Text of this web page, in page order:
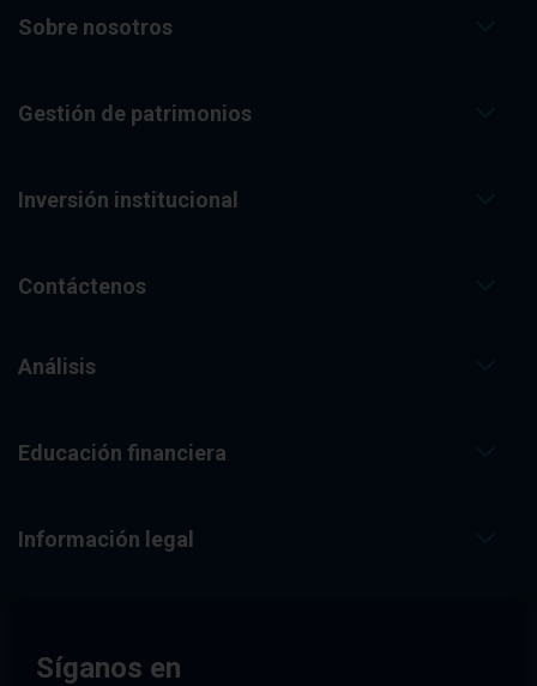
Sobre nosotros
Gestión de patrimonios
Inversión institucional
Contáctenos
Análisis
Educación financiera
Información legal
Síganos en